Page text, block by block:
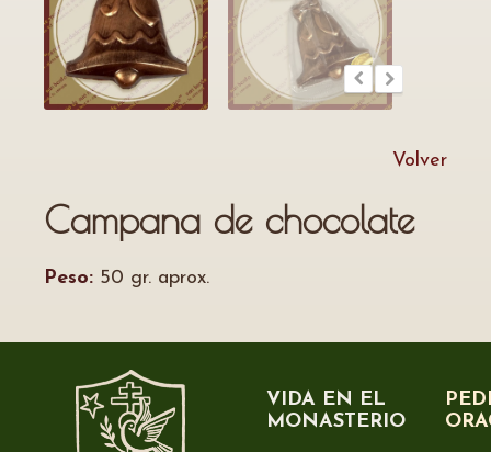
Volver
Campana de chocolate
Peso: 50 gr. aprox.
VIDA EN EL
MONASTERIO